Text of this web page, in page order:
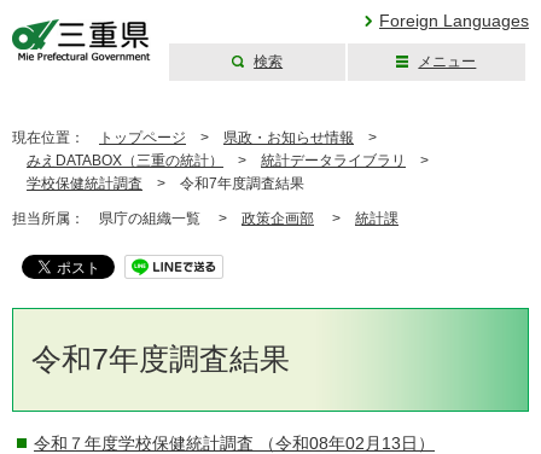
Foreign Languages
検索 メニュー
現在位置： トップページ > 県政・お知らせ情報 >
みえDATABOX（三重の統計）
> 統計データライブラリ
>
学校保健統計調査 > 令和7年度調査結果
担当所属： 県庁の組織一覧 > 政策企画部 > 統計課
令和7年度調査結果
令和７年度学校保健統計調査 （令和08年02月13日）